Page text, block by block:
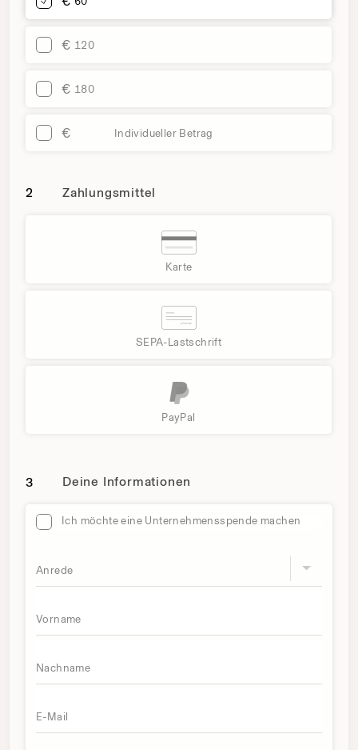
€ 120
€ 180
€ Individueller Betrag
2 Zahlungsmittel
Karte
SEPA-Lastschrift
PayPal
3 Deine Informationen
Profil Ich möchte eine Unternehmensspende machen
Anrede
Vorname
Nachname
E-Mail